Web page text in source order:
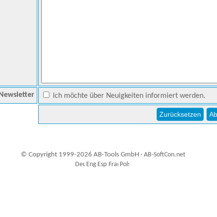
Newsletter Ich möchte über Neuigkeiten informiert werden.
© Copyright 1999-2026 AB-Tools GmbH · AB-SoftCon.net